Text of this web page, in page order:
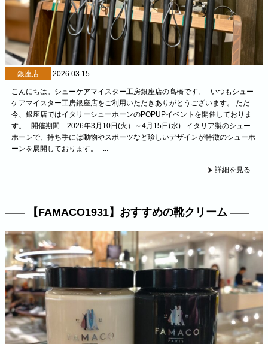
銀座店 2026.03.15
こんにちは。シューケアマイスター工房銀座店の髙橋です。 いつもシュー
ケアマイスター工房銀座店をご利用いただきありがとうございます。 ただ
今、銀座店ではイタリーシューホーンのPOPUPイベントを開催しておりま
す。 開催期間 2026年3月10日(火）～4月15日(水) イタリア製のシュー
ホーンで、持ち手には動物やスポーツなど珍しいデザインが特徴のシューホ
ーンを展開しております。 ...
詳細を見る
【FAMACO1931】おすすめの靴クリーム